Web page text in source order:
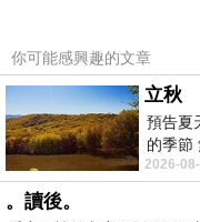
你可能感興趣的文章
立秋
預告夏
的季節
舒心 轉
2026-
。讀後。